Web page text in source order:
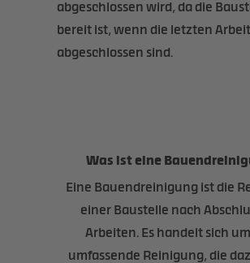
abgeschlossen wird, da die
bereit ist, wenn die letzten
abgeschlossen sind.
Was ist eine
Eine Bauendreinigung ist die
einer Baustelle nach
Arbeiten. Es handelt sich
umfassende Reinigung, die